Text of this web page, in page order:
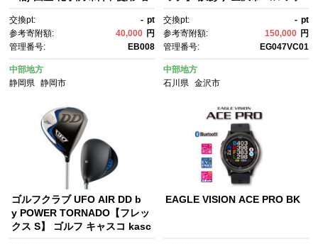
ロ 鮪 缶詰 水産物 静岡県 静岡
交換pt: - pt
参考寄附額:
40,000 円
管理番号:
EB008
中部地方
静岡県
静岡市
型 スポーツ機器 ゴルフ用品 ラ
ウンド支援 人気 おすすめ ゴル
フ場 スコア管理 飛距離計測 プ
レゼント ギフト 父の日 敬老の
日 お取り寄せ 通販 送料無料 ふ
るさと納税 石川 金沢 加賀百万
石 加賀 百万石 北陸
交換pt: - pt
参考寄附額:
150,000 円
管理番号:
EG047VC01
中部地方
石川県 金沢市
ゴルフクラブ UFO AIR DD b
y POWER TORNADO【フレッ
クス S】 ゴルフ キャスコ kasc
EAGLE VISION ACE PRO BK